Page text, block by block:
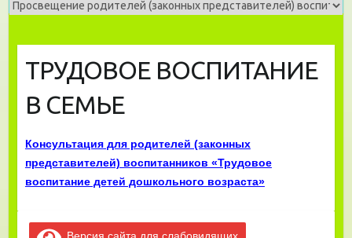
ТРУДОВОЕ ВОСПИТАНИЕ
В СЕМЬЕ
Консультация для родителей (законных
представителей) воспитанников «Трудовое
воспитание детей дошкольного возраста»